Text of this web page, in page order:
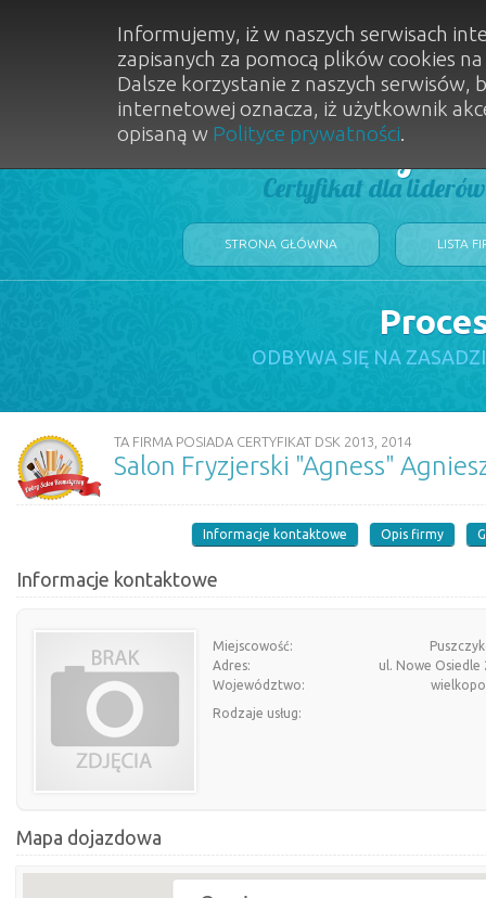
Dobry
Certyfikat dla
STRONA GŁÓWNA LISTA
ODBYWA SIĘ NA
TA FIRMA POSIADA CERTYFIKAT DSK 2013, 2014
Salon Fryzjerski "Agness"
Informacje kontaktowe Opis firmy
Informacje kontaktowe
Miejscowość:
Adres:
ul. Nowe Osiedle
Województwo:
Rodzaje usług:
Mapa dojazdowa
Informujemy, iż w naszych serwisach
zapisanych za pomocą plików cookies
Dalsze korzystanie z naszych
internetowej oznacza, iż użytkownik
opisaną w Polityce prywatności.